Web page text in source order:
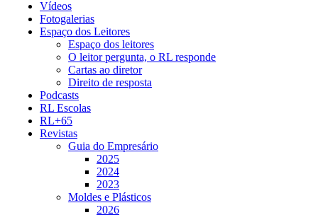
Vídeos
Fotogalerias
Espaço dos Leitores
Espaço dos leitores
O leitor pergunta, o RL responde
Cartas ao diretor
Direito de resposta
Podcasts
RL Escolas
RL+65
Revistas
Guia do Empresário
2025
2024
2023
Moldes e Plásticos
2026